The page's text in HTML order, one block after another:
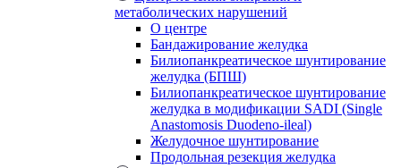
метаболических нарушений
О центре
Бандажирование желудка
Билиопанкреатическое шунтирование
желудка (БПШ)
Билиопанкреатическое шунтирование
желудка в модификации SADI (Single
Anastomosis Duodeno-ileal)
Желудочное шунтирование
Продольная резекция желудка